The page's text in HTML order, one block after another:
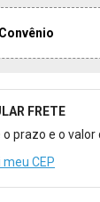
FRETE
o prazo e o
meu CEP